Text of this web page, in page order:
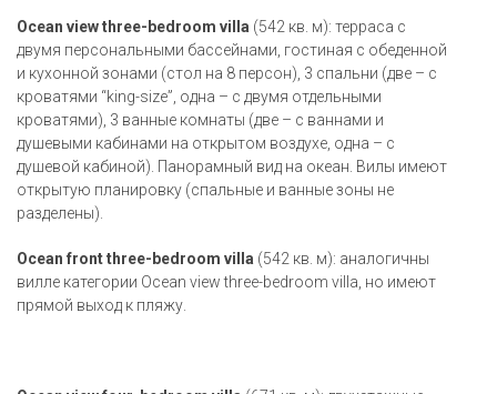
Ocean view three-bedroom villa (542 кв. м): терраса с
двумя персональными бассейнами, гостиная с обеденной
и кухонной зонами (стол на 8 персон), 3 спальни (две – с
кроватями “king-size”, одна – с двумя отдельными
кроватями), 3 ванные комнаты (две – с ваннами и
душевыми кабинами на открытом воздухе, одна – с
душевой кабиной). Панорамный вид на океан. Вилы имеют
открытую планировку (спальные и ванные зоны не
разделены).
Ocean front three-bedroom villa (542 кв. м): аналогичны
вилле категории Ocean view three-bedroom villa, но имеют
прямой выход к пляжу.